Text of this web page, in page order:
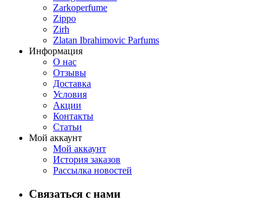
Zarkoperfume
Zippo
Zirh
Zlatan Ibrahimovic Parfums
Информация
О нас
Отзывы
Доставка
Условия
Aкции
Контакты
Статьи
Мой аккаунт
Мой аккаунт
История заказов
Рассылка новостей
Связаться с нами